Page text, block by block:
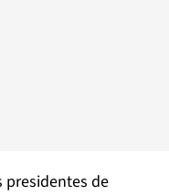
presidentes de